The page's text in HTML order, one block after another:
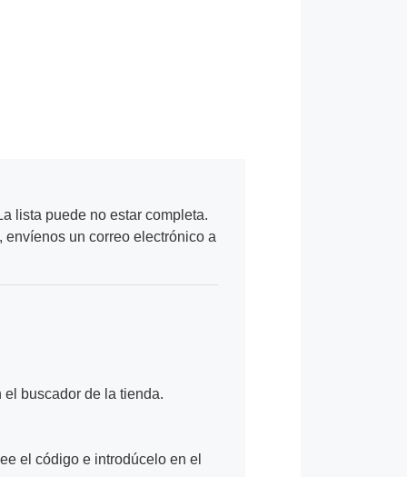
lista puede no estar completa.
un correo electrónico a
buscador de la tienda.
el código e introdúcelo en el